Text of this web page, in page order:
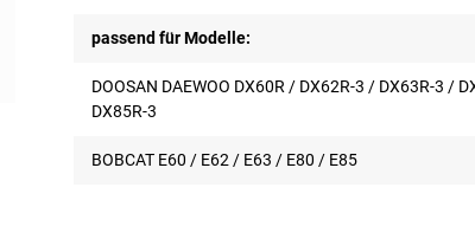
passend für Modelle:
DOOSAN DAEWOO DX60R / DX62R-3 / DX63R-3 /
DX85R-3
BOBCAT E60 / E62 / E63 / E80 / E85